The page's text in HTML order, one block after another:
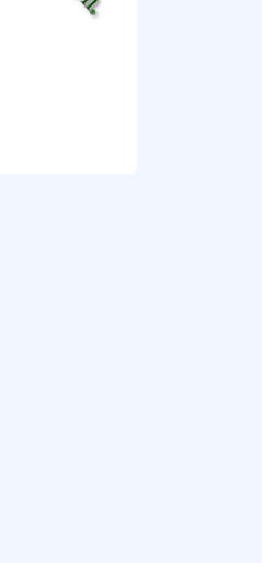
zarar verdiği, yerel halkın refahının